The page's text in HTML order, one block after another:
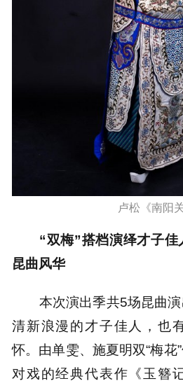
卢松《南阳关
“双梅”搭档演绎才子
昆曲风华
本次演出季共5场昆曲
清新浪漫的才子佳人，也
怀。由单雯、施夏明双“梅花
对戏的经典代表作《玉簪